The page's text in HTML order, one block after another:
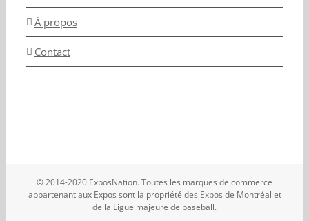
À propos
Contact
© 2014-2020 ExposNation. Toutes les marques de commerce
appartenant aux Expos sont la propriété des Expos de Montréal et
de la Ligue majeure de baseball.